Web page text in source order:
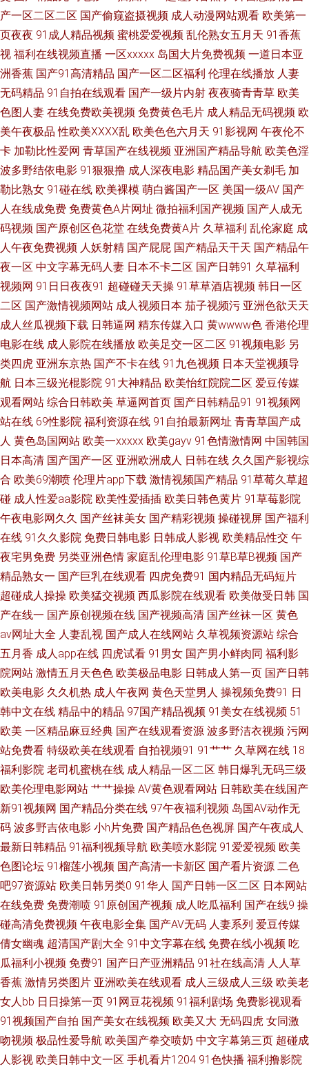
中文字幕五码专区 视频一区精品自拍 亚洲高清在线 国产熟女少妇一区二区
三区 午夜拍拍 国产αv天堂在 三年大片高清影视大全 成人网欧美 青青草ab
91国产高清视频 南瓜电影在线 制服丝袜国产在线观看 久久精品综合在线 亚
洲欧洲在线播放 国产在线观看清码视频 亚洲国产大片在线观看 国产亂伦视
频在线观看 五月色综合四月 国产福利一 日韩丝袜清纯自拍 操日韩国B 人人
欧美成人六 91短视频污下 蜜桃福利午夜 在线精品 狠狠综合网 羞羞导航在线
观看 国产老熟女老女人老人 天堂青青草 俄罗斯性欧美 日本精品大乳一区二
区 bt下载电影 欧美人韩 最新在线观看精品 看片免费不卡 樱桃视频国产丝袜
一区 黄色日逼视频 亚洲精品国产品国 国产天堂在线丝袜一区 亚洲大成 国产
精品永久免费视频 婷婷碰碰 福利电影网 三级在线电影 成人91网站 青娱乐自
拍视频 91映视 欧美变态区 91精品国产综合成人 免费看日b视 中文字幕乱码
在线 九九国产 亚洲午夜日韩高清一区 国家密码2 系列国产精品综合在线 国
产精品亚洲蜜月 午夜av福利 国产精品美脚玉 視頻免費 丰满少妇被猛烈进出
69影院 三级片午夜剧场 成全在线观看免费全集高清完整 人人人看 AV宅配站
欧美美色日韩 综合尤物精品国产 久久护士总站 亚洲专区欧美另类 国精品伦
区 亚州综合15P 国产裸拍 無码一区中文字幕少妇熟女 国产精品第一页 视频
在线播放视频 高清一区二区三区 日韩欧美亚洲一区 成人在线不卡 大香蕉AB
片 日本中文一区在线 有码在线观看中文字幕 日韩午夜无 好屌色青青草 四虎
频Tv 午夜熟女av影院 欧美日韩欧 国永久视频 超碰在线人 亚洲中文乱轮 欧美
日本一区二区三区 国产精品怡红 91大神导航 天堂91 青青草青娱乐 国产亚洲
日韩 91美女网站 亚洲a成人 男人影院女人影院 91青娱乐吧 欧美乱妇狂 91久
久福利视频导航 欧美黄色网 jk黑丝啪啪内射 青青操免费 av红绿首页 青青草
原精品在线观 国产精品亚洲资源 睢宁租房 国产福利电影在线 色色www 福利
短片 日韩精品在线第一页 国产不卡在线观看 三给片在线视频 动漫在线 日韩
免费高清大片在线 成全免费观看完整版电影 日韩另类在线综合国产 大地资
源影院在线播放 三级中文字幕在线播放 真实的国产乱bbb 榴莲视频ap 在线
视频 久艹视屏 一级做a爱免费 精品一卡2卡三卡4卡免费乱码 在线a免费播放
a视频 男女靠逼国产 51偷拍视频 免费日韩电影 自拍偷拍 老司机黑夜福利天
堂 在线天堂资源 久久尤物天堂 原来神马琪琪电影免费播放 久久超踫人人 荫
产一区二区二区 国产偷窥盗摄视频 成人动漫网站观看 欧美第一
页夜夜 91成人精品视频 蜜桃爱爱视频 乱伦熟女五月天 91香蕉
视 福利在线视频直播 一区xxxxx 岛国大片免费视频 一道日本亚
洲香蕉 国产91高清精品 国产一区二区福利 伦理在线播放 人妻
无码精品 91自拍在线观看 国产一级片内射 夜夜骑青青草 欧美
色图人妻 在线免费欧美视频 免费黄色毛片 成人精品无码视频 欧
美午夜极品 性欧美ⅩⅩⅩⅩ乱 欧美色色六月天 91影视网 午夜伦不
卡 加勒比性爱网 青草国产在线视频 亚洲国产精品导航 欧美色淫
波多野结依电影 91狠狠撸 成人深夜电影 精品国产美女剃毛 加
勒比熟女 91碰在线 欧美裸模 萌白酱国产一区 美国一级AV 国产
人在线成免费 免费黄色A片网址 微拍福利国产视频 国产人成无
码视频 国产原创区色花堂 在线免费黄A片 久草福利 乱伦家庭 成
人午夜免费视频 人妖射精 国产屁屁 国产精品天干天 国产精品午
夜一区 中文字幕无码人妻 日本不卡二区 国产日韩91 久草福利
视频网 91日日夜夜91 超碰碰天天操 91草草酒店视频 韩日一区
二区 国产激情视频网站 成人视频日本 茄子视频污 亚洲色欲天天
成人丝瓜视频下载 日韩逼网 精东传媒入口 黄wwww色 香港伦理
电影在线 成人影院在线播放 欧美足交一区二区 91视频电影 另
类四虎 亚洲东京热 国产不卡在线 91九色视频 日本天堂视频导
航 日本三级光棍影院 91大神精品 欧美怡红院院二区 爱豆传媒
观看网站 综合日韩欧美 草逼网首页 国产日韩精品91 91视频网
站在线 69性影院 福利资源在线 91自拍最新网址 青青草国产成
人 黄色岛国网站 欧美一xxxxx 欧美gayv 91色情激情网 中国韩国
日本高清 国产国产一区 亚洲欧洲成人 日韩在线 久久国产影视综
合 欧美69潮喷 伦理片app下载 激情视频国产精品 91草莓久草超
碰 成人性爱aa影院 欧美性爱插插 欧美日韩色黄片 91草莓影院
午夜电影网久久 国产丝袜美女 国产精彩视频 操碰视屏 国产福利
在线 91久久影院 免费日韩电影 日韩成人影视 欧美精品性交 午
夜宅男免费 另类亚洲色情 家庭乱伦理电影 91草B草B视频 国产
精品熟女一 国产巨乳在线观看 四虎免费91 国内精品无码短片
超碰成人操操 欧美猛交视频 西瓜影院在线观看 欧美做受日韩 国
产在线一 国产原创视频在线 国产视频高清 国产丝袜一区 黄色
av网址大全 人妻乱视 国产成人在线网站 久草视频资源站 综合
五月香 成人app在线 四虎试看 91男女 国产男小鲜肉同 福利影
院网站 激情五月天色色 欧美极品电影 日韩成人第一页 国产日韩
欧美电影 久久机热 成人午夜网 黄色天堂男人 操视频免费91 日
韩中文在线 精品中的精品 97国产精品视频 91美女在线视频 51
欧美 一区精品麻豆经典 国产在线观看资源 波多野洁衣视频 污网
站免费看 特级欧美在线观看 自拍视频91 91艹艹 久草网在线 18
福利影院 老司机蜜桃在线 成人精品一区二区 韩日爆乳无码三级
欧美伦理电影网站 艹艹操操 AV黄色观看网站 日韩欧美在线国产
新91视频网 国产精品分类在线 97午夜福利视频 岛国AV动作无
码 波多野吉依电影 小h片免费 国产精品色色视屏 国产午夜成人
最新日韩精品 91福利视频导航 欧美喷水影院 91爱爱视频 欧美
色图论坛 91榴莲小视频 国产高清一卡新区 国产看片资源 二色
吧97资源站 欧美日韩另类0 91华人 国产日韩一区二区 日本网站
在线免费 免费潮喷 91原创国产视频 成人吃瓜福利 国产在线9 操
碰高清免费视频 午夜电影全集 国产AV无码 人妻系列 爱豆传媒
倩女幽魂 超清国产剧大全 91中文字幕在线 免费在线小视频 吃
瓜福利小视频 免费91 国产日产亚洲精品 91社在线高清 人人草
香蕉 激情另类图片 亚洲欧美在线观看 成人三级成人三级 欧美老
女人bb 日日操第一页 91网豆花视频 91福利剧场 免费影视观看
91视频国产自拍 国产美女在线视频 欧美又大 无码四虎 女同激
吻视频 极品性爱导航 欧美国产拳交喷奶 中文字幕第三页 超碰成
人影视 欧美日韩中文一区 手机看片1204 91色快播 福利撸影院